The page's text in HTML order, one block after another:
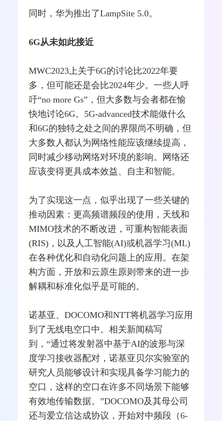
同时，华为推出了LampSite 5.0。
6G从未如此接近
MWC2023上关于6G的讨论比2022年要
多，但可能还是会比2024年少。一些人呼
吁“no more Gs”，但大多数与会者都在愉
快地讨论6G。5G-advanced技术能做什么
和6G的独特之处之间的界限尚不明确，但
大多数人都认为网络性能应该继续提高，
同时减少移动网络对环境的影响。网络还
应该变得更具成本效益、自主和智能。
为了实现这一点，似乎出现了一些关键的
推动因素：更高频谱频段的使用，天线和
MIMO技术的不断改进，可重构智能表面
(RIS)，以及人工智能(AI)或机器学习(ML)
在各种优化和自动化问题上的应用。在架
构方面，开放和云原生原则带来的进一步
解耦和标准化似乎是可能的。
诺基亚、DOCOMO和NTT将机器学习应用
到了无线电空口中。相关新闻稿写
到，“通过将发射器中基于AI的波形与深
度学习接收器配对，诺基亚贝尔实验室的
研究人员能够设计和实现具备学习能力的
空口，这样的空口在许多不同场景下能够
有效地传输数据。”DOCOMO及其母公司
还与爱立信达成协议，开始对中频段（6-